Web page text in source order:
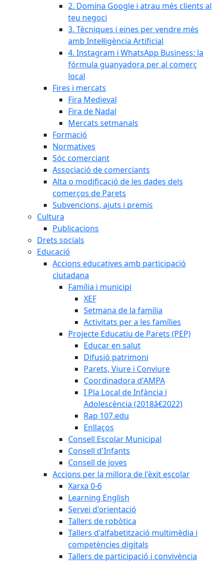
2. Domina Google i atrau més clients al
teu negoci
3. Tècniques i eines per vendre més
amb Intel·ligència Artificial
4. Instagram i WhatsApp Business: la
fórmula guanyadora per al comerç
local
Fires i mercats
Fira Medieval
Fira de Nadal
Mercats setmanals
Formació
Normatives
Sóc comerciant
Associació de comerciants
Alta o modificació de les dades dels
comerços de Parets
Subvencions, ajuts i premis
Cultura
Publicacions
Drets socials
Educació
Accions educatives amb participació
ciutadana
Família i municipi
XEF
Setmana de la família
Activitats per a les famílies
Projecte Educatiu de Parets (PEP)
Educar en salut
Difusió patrimoni
Parets, Viure i Conviure
Coordinadora d'AMPA
I Pla Local de Infància i
Adolescència (2018â€2022)
Rap 107.edu
Enllaços
Consell Escolar Municipal
Consell d'Infants
Consell de joves
Accions per la millora de l'èxit escolar
Xarxa 0-6
Learning English
Servei d'orientació
Tallers de robòtica
Tallers d'alfabetització multimèdia i
competències digitals
Tallers de participació i convivència